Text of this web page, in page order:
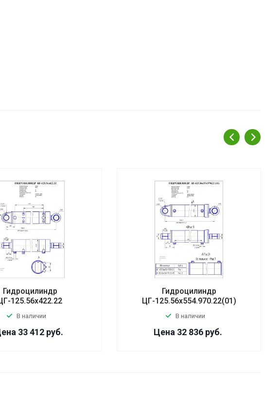
Гидроцилиндр
125.56х422.22
В наличии
33 412 руб.
Гидроцилиндр
ЦГ-125.56х554.970.22(01)
В наличии
Цена 32 836 руб.